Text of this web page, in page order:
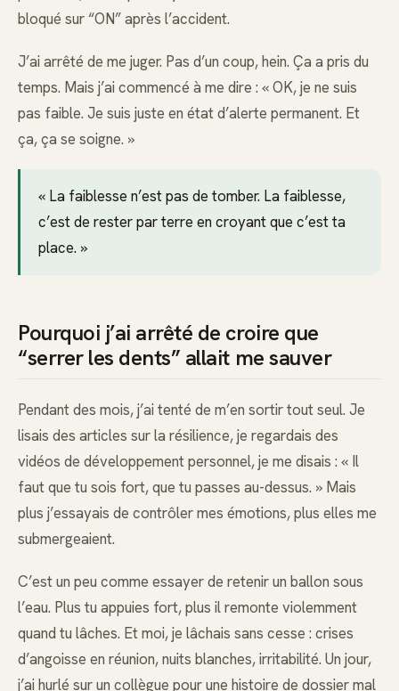
bloqué sur “ON” après l’accident.
J’ai arrêté de me juger. Pas d’un coup, hein. Ça a pris du
temps. Mais j’ai commencé à me dire : « OK, je ne suis
pas faible. Je suis juste en état d’alerte permanent. Et
ça, ça se soigne. »
« La faiblesse n’est pas de tomber. La faiblesse,
c’est de rester par terre en croyant que c’est ta
place. »
Pourquoi j’ai arrêté de croire que
“serrer les dents” allait me sauver
Pendant des mois, j’ai tenté de m’en sortir tout seul. Je
lisais des articles sur la résilience, je regardais des
vidéos de développement personnel, je me disais : « Il
faut que tu sois fort, que tu passes au-dessus. » Mais
plus j’essayais de contrôler mes émotions, plus elles me
submergeaient.
C’est un peu comme essayer de retenir un ballon sous
l’eau. Plus tu appuies fort, plus il remonte violemment
quand tu lâches. Et moi, je lâchais sans cesse : crises
d’angoisse en réunion, nuits blanches, irritabilité. Un jour,
j’ai hurlé sur un collègue pour une histoire de dossier mal